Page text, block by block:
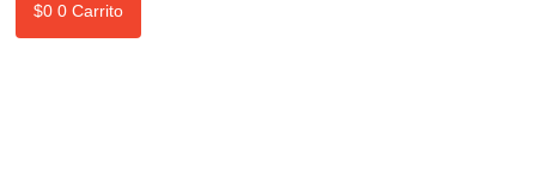
$0 0 Carrito